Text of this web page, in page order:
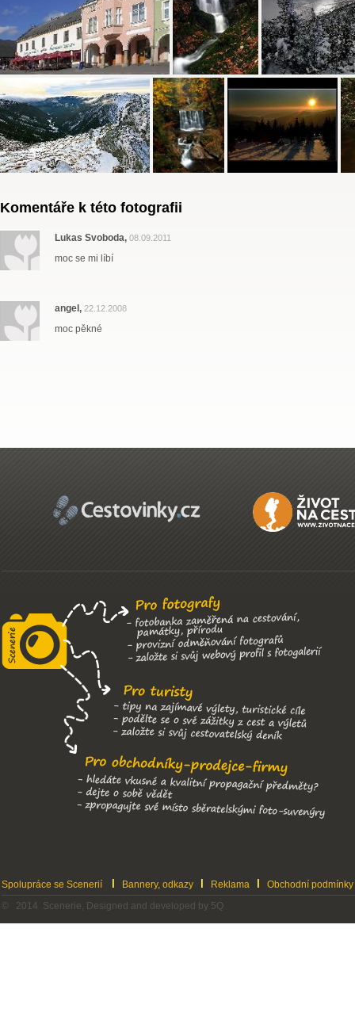
Komentáře k této fotografii
Lukas Svoboda, 08.09.2011
moc se mi líbí
angel, 22.12.2008
moc pěkné
Spolupráce se Scenerií Bannery, odkazy Reklama
Obchodní podmínky
© 2014 Scenerie, Designed and developed by 5Q